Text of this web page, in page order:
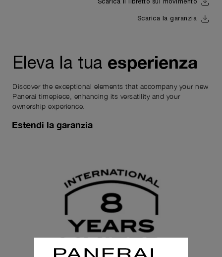
Scarica il libretto sul movimento
Scarica la garanzia
Eleva la tua esperienza
Discover the exceptional elements that accompany your new
Panerai timepiece, enhancing its versatility and your
ownership experience.
Estendi la garanzia